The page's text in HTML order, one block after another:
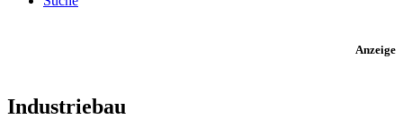
Anzeige
Industriebau